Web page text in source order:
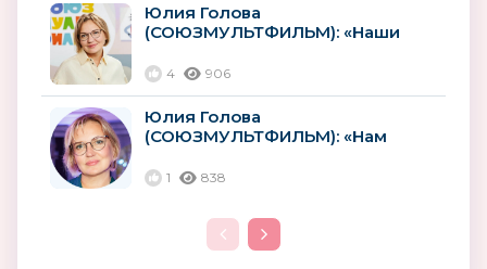
Юлия Голова
(СОЮЗМУЛЬТФИЛЬМ): «Наши
привлекают внимание детей и...
4 906
Юлия Голова
(СОЮЗМУЛЬТФИЛЬМ): «Нам
качественно новый уровень»
1 838